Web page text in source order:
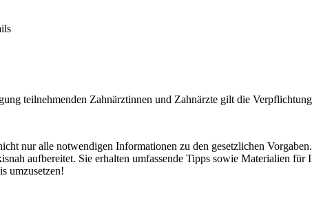
teilnehmenden Zahnärztinnen und Zahnärzte gilt die
nur alle notwendigen Informationen zu den gesetzlichen
aufbereitet. Sie erhalten umfassende Tipps sowie Materialien
umzusetzen!